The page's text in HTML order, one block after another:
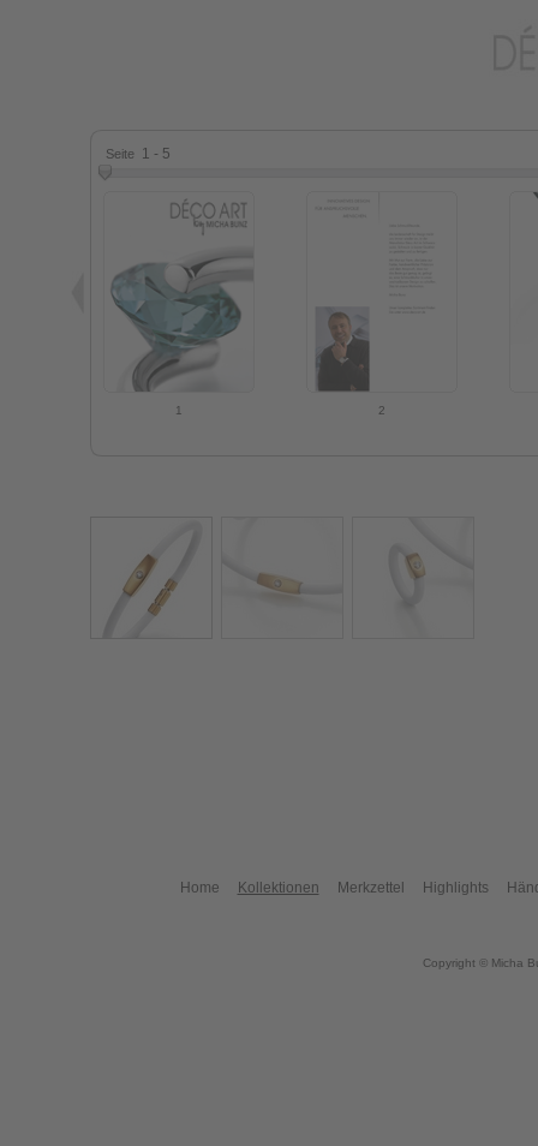
Seite 1 - 5
1 2
Home Kollektionen Merkzettel Highlights
Copyright © Micha